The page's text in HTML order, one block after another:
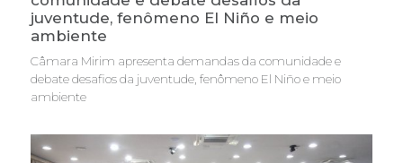
juventude, fenômeno El Niño e meio
ambiente
Câmara Mirim apresenta demandas da comunidade e
debate desafios da juventude, fenômeno El Niño e meio
ambiente